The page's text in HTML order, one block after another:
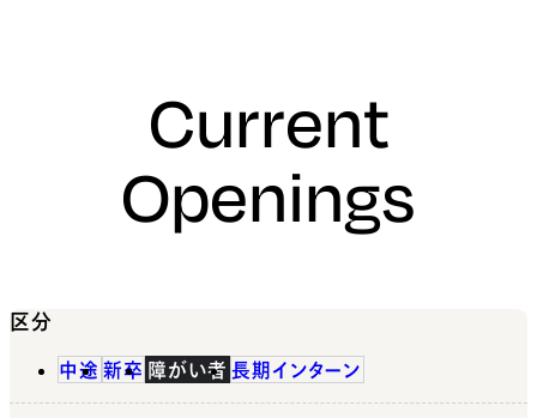
Current
Openings
区分
中途 新卒 障がい者 長期インターン